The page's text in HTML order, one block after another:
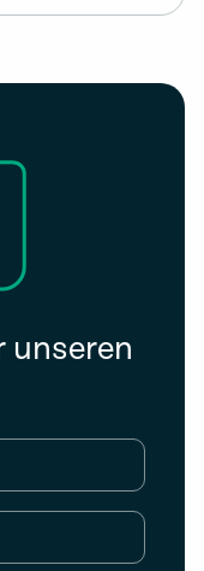
unseren